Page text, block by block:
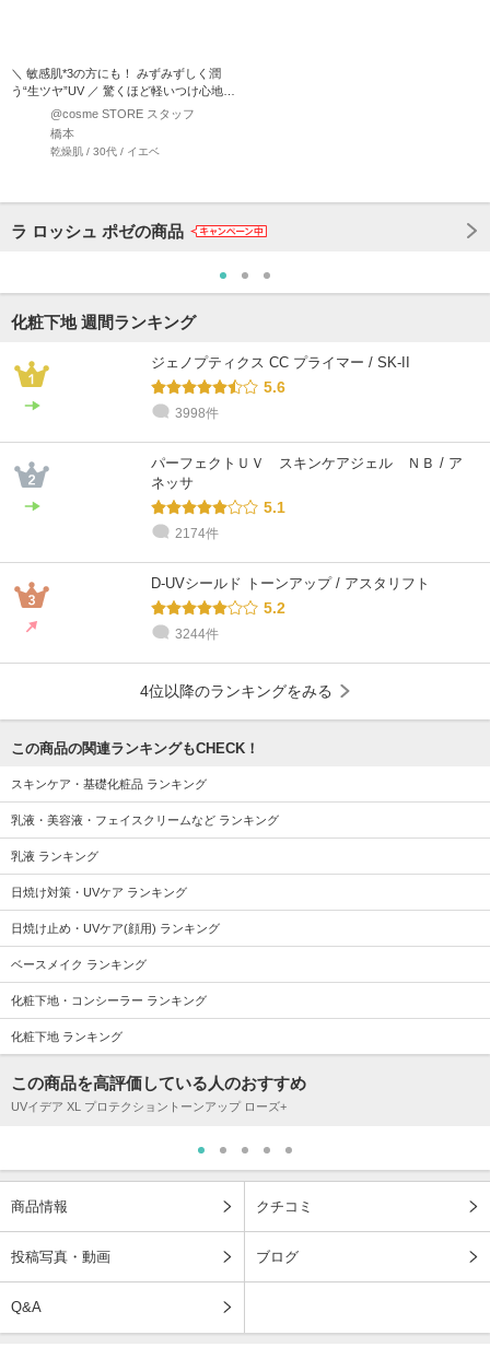
＼ 敏感肌*3の方にも！ みずみずしく潤
う“生ツヤ”UV ／ 驚くほど軽いつけ心地で
ベタつかない…@cosme STORE スタッフ
橋本
乾燥肌 / 30代 / イエベ
ラ ロッシュ ポゼの商品
化粧下地 週間ランキング
ジェノプティクス CC プライマー / SK-II
5.6
3998件
パーフェクトＵＶ スキンケアジェル ＮＢ / ア
ネッサ
5.1
2174件
D-UVシールド トーンアップ / アスタリフト
5.2
3244件
4位以降のランキングをみる
この商品の関連ランキングもCHECK！
スキンケア・基礎化粧品 ランキング
乳液・美容液・フェイスクリームなど ランキング
乳液 ランキング
日焼け対策・UVケア ランキング
日焼け止め・UVケア(顔用) ランキング
ベースメイク ランキング
化粧下地・コンシーラー ランキング
化粧下地 ランキング
この商品を高評価している人のおすすめ
UVイデア XL プロテクショントーンアップ ローズ+
商品情報 クチコミ
投稿写真・動画 ブログ
Q&A